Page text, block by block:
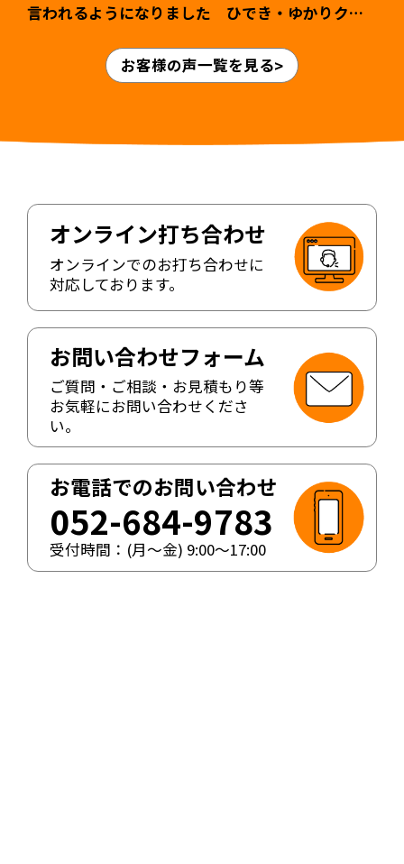
言われるようになりました ひでき・ゆかりクリ
お客様の声一覧を見る
オンライン打ち合わせ
オンラインでのお打ち合わせに
対応しております。
お問い合わせフォーム
ご質問・ご相談・お見積もり等
お気軽にお問い合わせくださ
い。
お電話でのお問い合わせ
052-684-9783
受付時間：(月〜金) 9:00〜17:00